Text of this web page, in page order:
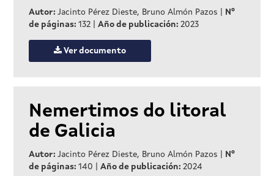
Autor:Jacinto Pérez Dieste, Bruno Almón Pazos
Nº
de páginas:132 |Año de publicación:2023
Ver documento
Nemertimos do litoral
de Galicia
Autor:Jacinto Pérez Dieste, Bruno Almón Pazos
Nº
de páginas:140 |Año de publicación:2024